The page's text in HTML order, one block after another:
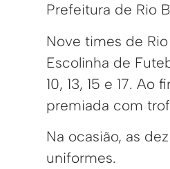
Prefeitura de Rio
Nove times de
Escolinha de
10, 13, 15 e 17.
premiada com
Na ocasião, as
uniformes.